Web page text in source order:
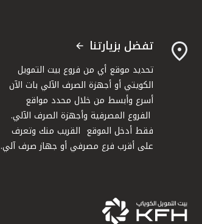
تفضل بزيارتنا
تحديد موقع أي من فروع بيت التمويل
الكويتي أو أجهزة الصرف الآلي بات الآن
أسرع وأبسط من خلال محدد مواقع
الفروع المصرفية وأجهزة الصرف الآلي.
فقط أدخل الموقع القريب منك وتعرف
على أقرب فرع مصرفي أو جهاز صرف آلي.